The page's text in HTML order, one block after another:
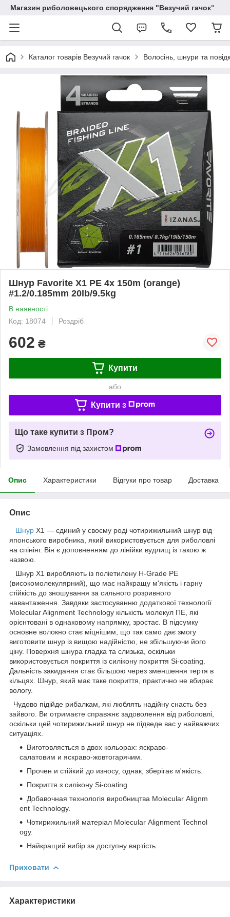
Магазин риболовецького спорядження "Везучий гачок"
Каталог товарів Везучий гачок Волосінь, шнури та
Шнур Favorite X1 PE 4x 150m (orange)
#1.2/0.185mm 20lb/9.5kg
В наявності
Код: 18074
Роздріб
602 ₴
Купити
або
Купити з
Що таке купити з Пром?
Замовлення під захистом
Опис Характеристики Відгуки про товар Доставка
Опис
Шнур Х1 — єдиний у своєму роді чотирижильний шнур від
японського виробника, який використовується для риболовлі
на спінінг. Він є доповненням до лінійки вудлищ із такою ж
назвою.
Шнур Х1 виробляють із поліетилену H-Grade PE
(високомолекулярний), що має найкращу м'якість і гарну
стійкість до зношування за сильного розривного
навантаження. Завдяки застосуванню додаткової технології
Molecular Alignment Technology кількість молекул ПЕ, які
орієнтовані в однаковому напрямку, зростає. В підсумку
основне волокно стає міцнішим, що так само дає змогу
виготовити шнур із вищою надійністю, не збільшуючи його
ціну. Поверхня шнура гладка та слизька, оскільки
використовується покриття із силікону покриття Si-coating.
Дальність закидання стає більшою через зменшення тертя в
кільцях. Шнур, який має таке покриття, практично не вбирає
вологу.
Чудово підійде рибалкам, які люблять надійну снасть без
зайвого. Ви отримаєте справжнє задоволення від риболовлі,
оскільки цей чотирижильний шнур не підведе вас у найважчих
ситуаціях.
Виготовляється в двох кольорах: яскраво-
салатовим и яскраво-жовтогарячим.
Прочен и стійкий до износу, однак, зберігає м'якість.
Покриття з силікону Si-coating
Добавочная технологія виробництва Molecular Alignm
ent Technology.
Чотирижильний матеріал Molecular Alignment Technol
ogy.
Найкращий вибір за доступну вартість.
Приховати
Характеристики